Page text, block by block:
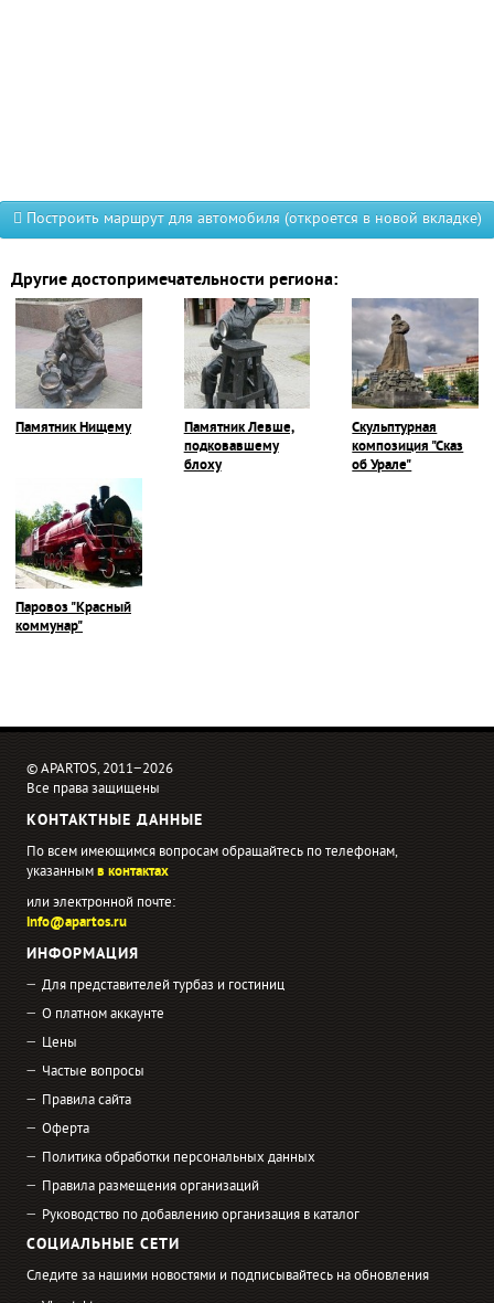
Построить маршрут для автомобиля (откроется в новой вкладке)
Другие достопримечательности региона:
Памятник Нищему
Памятник Левше,
подковавшему
блоху
Скульптурная
композиция "Сказ
об Урале"
Паровоз "Красный
коммунар"
© APARTOS, 2011−2026
Все права защищены
КОНТАКТНЫЕ ДАННЫЕ
По всем имеющимся вопросам обращайтесь по телефонам,
указаннымв контактах
или электронной почте:
info@apartos.ru
ИНФОРМАЦИЯ
Для представителей турбаз и гостиниц
О платном аккаунте
Цены
Частые вопросы
Правила сайта
Оферта
Политика обработки персональных данных
Правила размещения организаций
Руководство по добавлению организация в каталог
СОЦИАЛЬНЫЕ СЕТИ
Следите за нашими новостями и подписывайтесь на обновления